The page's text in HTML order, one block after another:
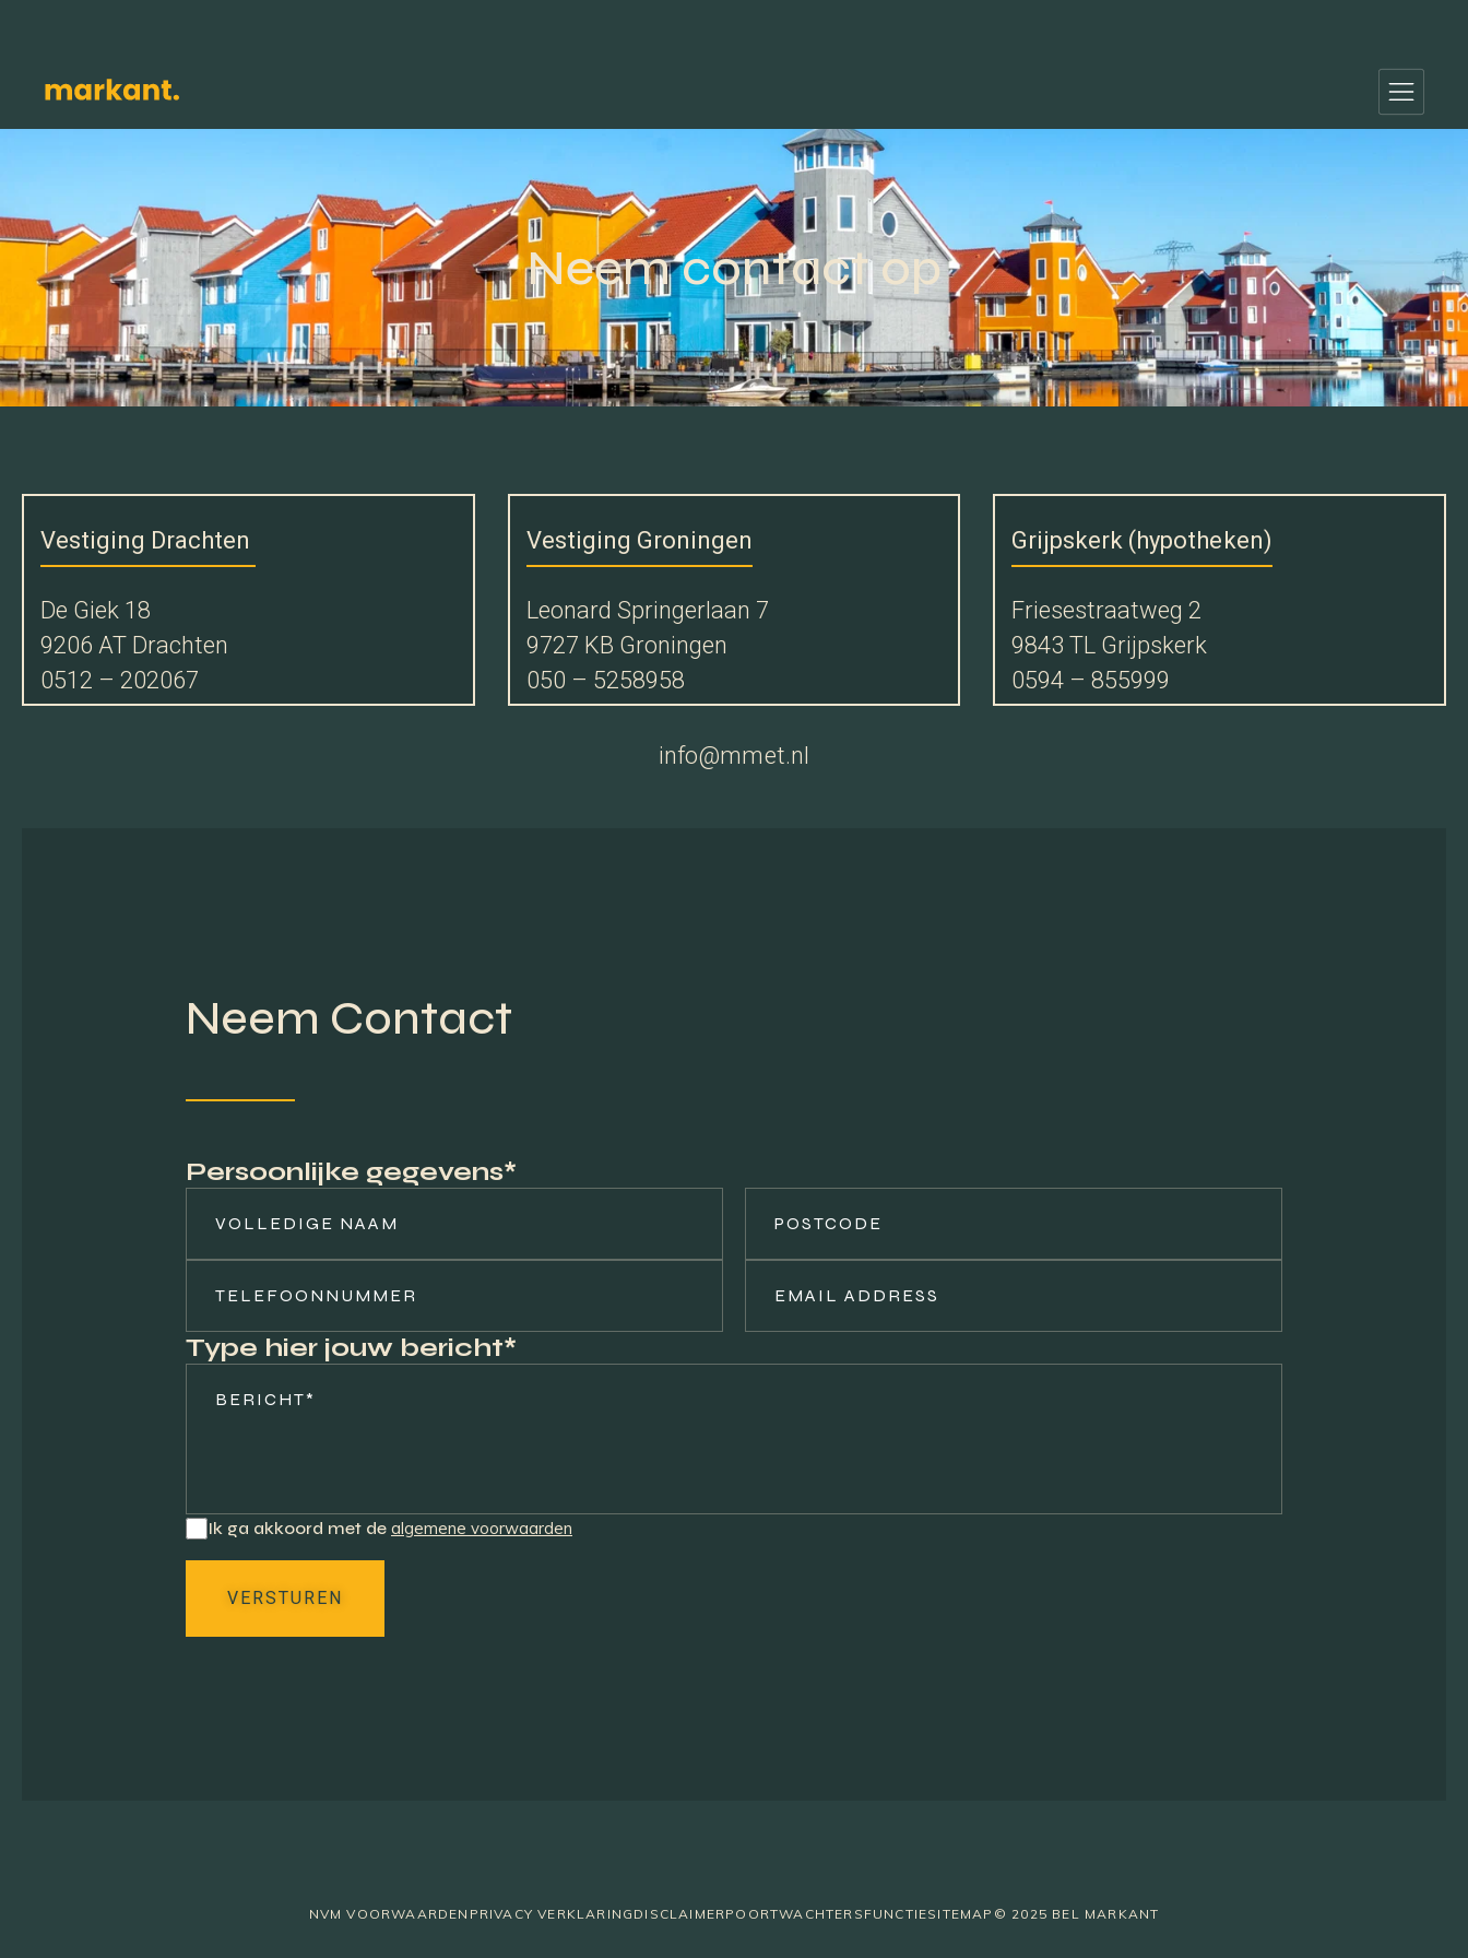
Neem contact op
Vestiging Drachten
De Giek 18
9206 AT Drachten
0512 – 202067
Vestiging Groningen
Leonard Springerlaan 7
9727 KB Groningen
050 – 5258958
Grijpskerk (hypotheken)
Friesestraatweg 2
9843 TL Grijpskerk
0594 – 855999
info@mmet.nl
Neem Contact
Persoonlijke gegevens*
Type hier jouw bericht*
Ik ga akkoord met de algemene voorwaarden
VERSTUREN
NVM VOORWAARDEN PRIVACY VERKLARING DISCLAIMERPOORTWACHTERSFUNCTIESITEMAP © 2025 BEL MARKANT